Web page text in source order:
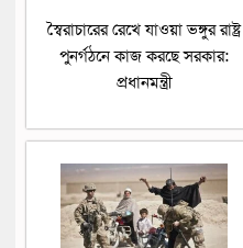
স্বৈরাচারের রেখে যাওয়া ভঙ্গুর রাষ্ট্র
পুনর্গঠনে কাজ করছে সরকার:
প্রধানমন্ত্রী